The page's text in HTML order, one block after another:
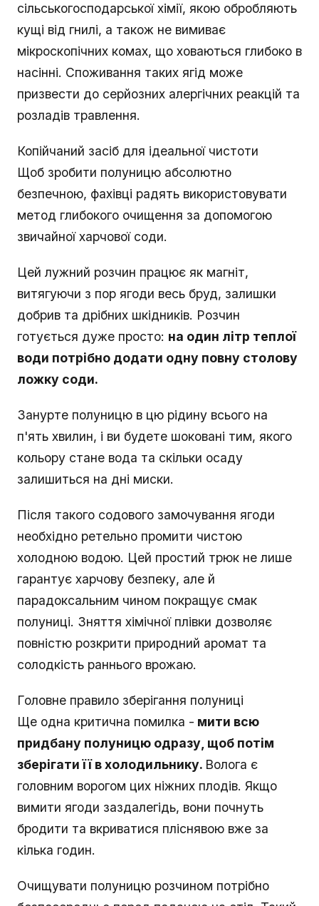
сільськогосподарської хімії, якою обробляють
кущі від гнилі, а також не вимиває
мікроскопічних комах, що ховаються глибоко в
насінні. Споживання таких ягід може
призвести до серйозних алергічних реакцій та
розладів травлення.
Копійчаний засіб для ідеальної чистоти
Щоб зробити полуницю абсолютно
безпечною, фахівці радять використовувати
метод глибокого очищення за допомогою
звичайної харчової соди.
Цей лужний розчин працює як магніт,
витягуючи з пор ягоди весь бруд, залишки
добрив та дрібних шкідників. Розчин
готується дуже просто: на один літр теплої
води потрібно додати одну повну столову
ложку соди.
Занурте полуницю в цю рідину всього на
п'ять хвилин, і ви будете шоковані тим, якого
кольору стане вода та скільки осаду
залишиться на дні миски.
Після такого содового замочування ягоди
необхідно ретельно промити чистою
холодною водою. Цей простий трюк не лише
гарантує харчову безпеку, але й
парадоксальним чином покращує смак
полуниці. Зняття хімічної плівки дозволяє
повністю розкрити природний аромат та
солодкість раннього врожаю.
Головне правило зберігання полуниці
Ще одна критична помилка - мити всю
придбану полуницю одразу, щоб потім
зберігати її в холодильнику. Волога є
головним ворогом цих ніжних плодів. Якщо
вимити ягоди заздалегідь, вони почнуть
бродити та вкриватися пліснявою вже за
кілька годин.
Очищувати полуницю розчином потрібно